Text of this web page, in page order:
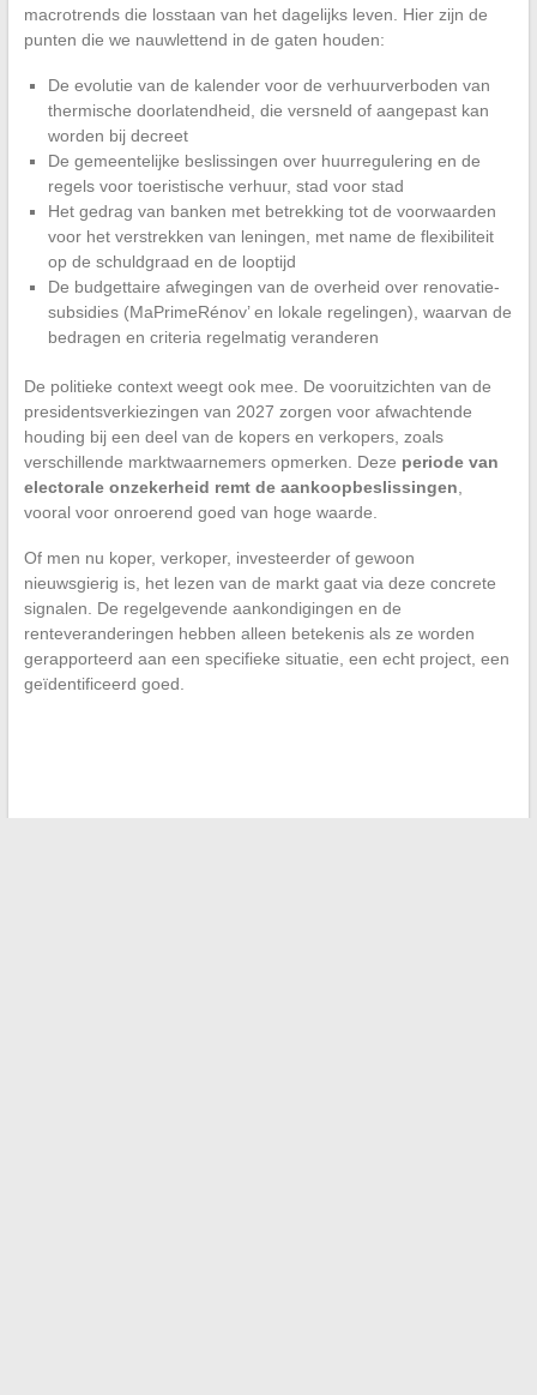
macrotrends die losstaan van het dagelijks leven. Hier zijn de
punten die we nauwlettend in de gaten houden:
De evolutie van de kalender voor de verhuurverboden van
thermische doorlatendheid, die versneld of aangepast kan
worden bij decreet
De gemeentelijke beslissingen over huurregulering en de
regels voor toeristische verhuur, stad voor stad
Het gedrag van banken met betrekking tot de voorwaarden
voor het verstrekken van leningen, met name de flexibiliteit
op de schuldgraad en de looptijd
De budgettaire afwegingen van de overheid over renovatie-
subsidies (MaPrimeRénov’ en lokale regelingen), waarvan de
bedragen en criteria regelmatig veranderen
De politieke context weegt ook mee. De vooruitzichten van de
presidentsverkiezingen van 2027 zorgen voor afwachtende
houding bij een deel van de kopers en verkopers, zoals
verschillende marktwaarnemers opmerken. Deze periode van
electorale onzekerheid remt de aankoopbeslissingen
vooral voor onroerend goed van hoge waarde.
Of men nu koper, verkoper, investeerder of gewoon
nieuwsgierig is, het lezen van de markt gaat via deze concrete
signalen. De regelgevende aankondigingen en de
renteveranderingen hebben alleen betekenis als ze worden
gerapporteerd aan een specifieke situatie, een echt project, een
geïdentificeerd goed.